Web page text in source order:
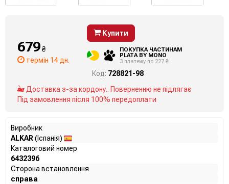
679₴
термін 14 дн.
Купити
ПОКУПКА ЧАСТИНАМ
PLATA BY MONO
3 платежу по 227 ₴
Код: 728821-98
Доставка з-за кордону.. Поверненню не підлягає
Під замовлення після 100% передоплати
Виробник
ALKAR (Іспанія)
Каталоговий номер
6432396
Сторона встановлення
справа